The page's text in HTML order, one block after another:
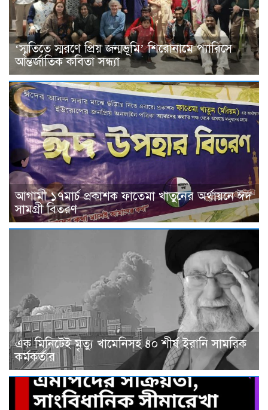
‘স্মৃতিতে স্মরণে প্রিয় জন্মভূমি’ শিরোনামে প্যারিসে
আন্তর্জাতিক কবিতা সন্ধ্যা
আগামী ১৭মার্চ প্রকাশক ফাতেমা খাতুনের অর্থায়নে ঈদ
সামগ্রী বিতরণ
এক মিনিটেই মৃত্যু খামেনিসহ ৪০ শীর্ষ ইরানি সামরিক
কর্মকর্তার